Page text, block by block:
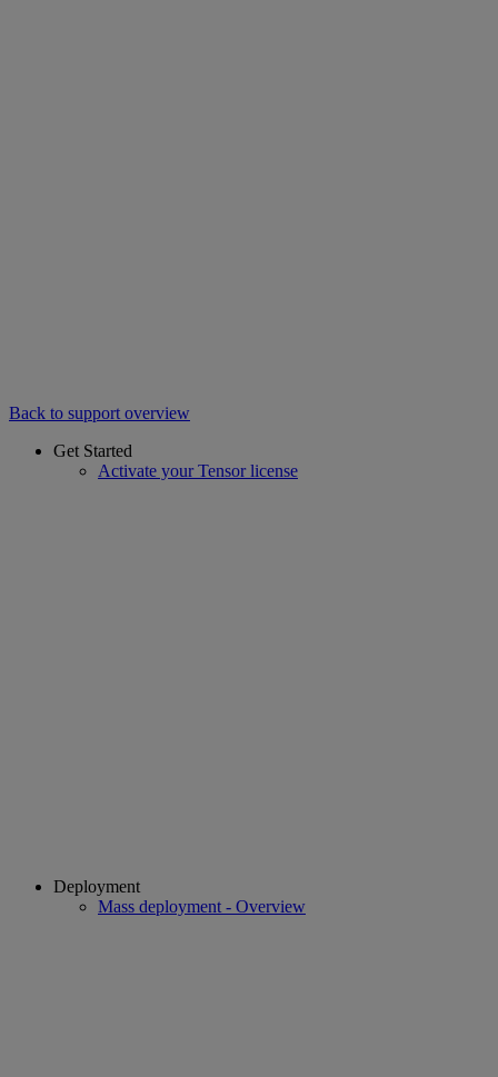
Back to support overview
Get Started
Activate your Tensor license
Deployment
Mass deployment - Overview